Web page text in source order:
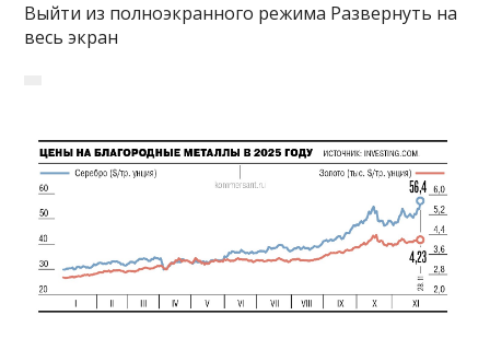
Выйти из полноэкранного режима Развернуть на
весь экран